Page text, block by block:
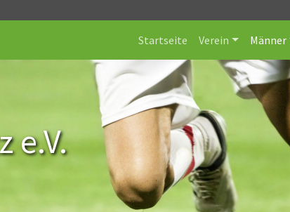
Startseite Verein Männer
e.V.